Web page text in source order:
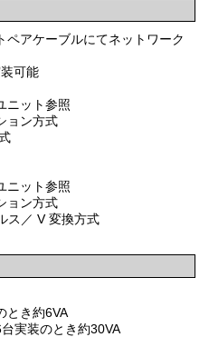
ペアケーブルにてネットワーク
可能
ニット参照
ョン方式
ニット参照
ョン方式
ス／ V 変換方式
とき約6VA
のとき約30VA